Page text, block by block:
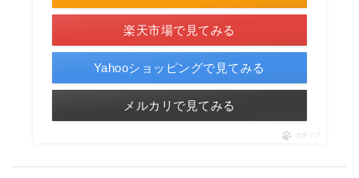
楽天市場で見てみる
Yahooショッピングで見てみる
メルカリで見てみる
ポチップ